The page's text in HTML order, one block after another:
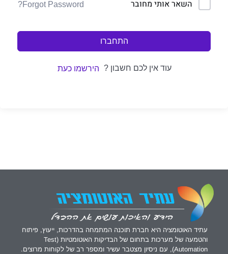
השאר אותי מחובר Forgot Password?
התחברו
עוד אין לכם חשבון ? הירשמו כעת
עתיד האוטומציה היא חברת תוכנה המתמחה בהדרכות, ייעוץ, פיתוח
והטמעה של מערכות בתחום של הבדיקות האוטומטיות (Test
Automation), עם ניסיון מצטבר עשיר ומספר רב של לקוחות מרוצים.